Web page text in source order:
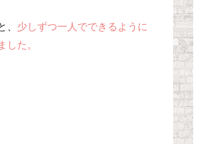
少しずつ一人でできるように
た。